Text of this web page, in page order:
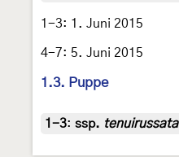
1-3: 1. Juni 2015
4-7: 5. Juni 2015
1.3. Puppe
1-3: ssp. tenuirussata